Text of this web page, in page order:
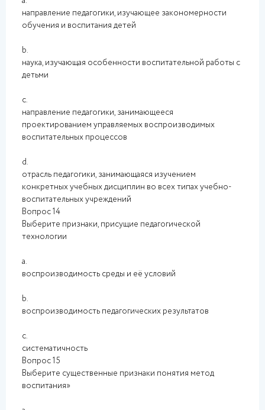
направление педагогики, изучающее закономерности
обучения и воспитания детей
b.
наука, изучающая особенности воспитательной работы с
детьми
c.
направление педагогики, занимающееся
проектированием управляемых воспроизводимых
воспитательных процессов
d.
отрасль педагогики, занимающаяся изучением
конкретных учебных дисциплин во всех типах учебно-
воспитательных учреждений
Вопрос 14
Выберите признаки, присущие педагогической
технологии
a.
воспроизводимость среды и её условий
b.
воспроизводимость педагогических результатов
c.
систематичность
Вопрос 15
Выберите существенные признаки понятия метод
воспитания»